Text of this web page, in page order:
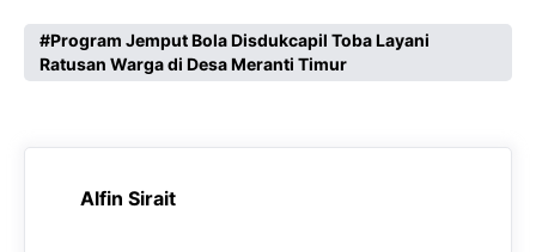
c
e
o
a
t
A
p
l
e
r
a
s
s
n
g
Program Jemput Bola Disdukcapil Toba Layani
Ratusan Warga di Desa Meranti Timur
Alfin Sirait